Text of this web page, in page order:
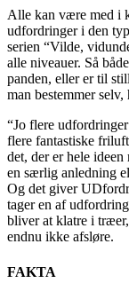
Alle kan være med i
udfordringer i den
serien “Vilde,
alle niveauer. Så
panden, eller er til
man bestemmer
“Jo flere
flere fantastiske
det, der er hele
en særlig anledning
Og det giver
tager en af
bliver at klatre i
endnu ikke afsløre.
FAKTA